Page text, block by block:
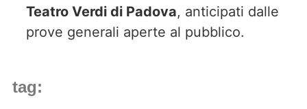
Teatro Verdi di Padova, anticipati dalle
prove generali aperte al pubblico.
tag: